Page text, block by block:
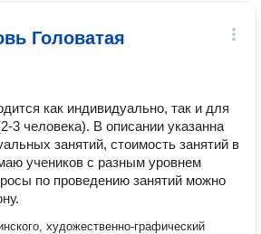
Головатая
как индивидуально, так и для
3 человека). В описании указанна
занятий, стоимость занятий в
учеников с разным уровнем
по проведению занятий можно
художественно-графический